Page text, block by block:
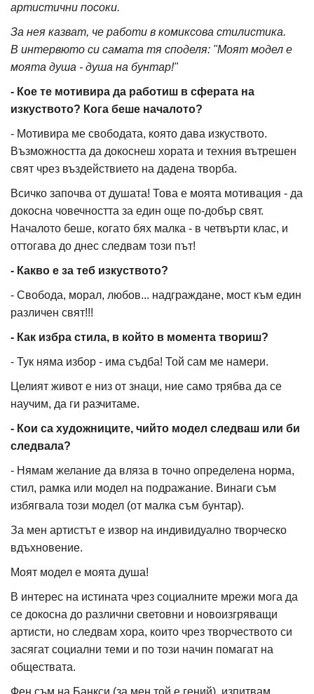
артистични посоки.
За нея казват, че работи в комиксова стилистика.
В интервюто си самата тя споделя: "Моят модел е
моята душа - душа на бунтар!"
- Кое те мотивира да работиш в сферата на
изкуството? Кога беше началото?
- Мотивира ме свободата, която дава изкуството.
Възможността да докоснеш хората и техния вътрешен
свят чрез въздействието на дадена творба.
Всичко започва от душата! Това е моята мотивация - да
докосна човечността за един още по-добър свят.
Началото беше, когато бях малка - в четвърти клас, и
оттогава до днес следвам този път!
- Какво е за теб изкуството?
- Свобода, морал, любов... надграждане, мост към един
различен свят!!!
- Как избра стила, в който в момента твориш?
- Тук няма избор - има съдба! Той сам ме намери.
Целият живот е низ от знаци, ние само трябва да се
научим, да ги разчитаме.
- Кои са художниците, чийто модел следваш или би
следвала?
- Нямам желание да вляза в точно определена норма,
стил, рамка или модел на подражание. Винаги съм
избягвала този модел (от малка съм бунтар).
За мен артистът е извор на индивидуално творческо
вдъхновение.
Моят модел е моята душа!
В интерес на истината чрез социалните мрежи мога да
се докосна до различни световни и новоизгряващи
артисти, но следвам хора, които чрез творчеството си
засягат социални теми и по този начин помагат на
обществата.
Фен съм на Банкси (за мен той е гений), изпитвам